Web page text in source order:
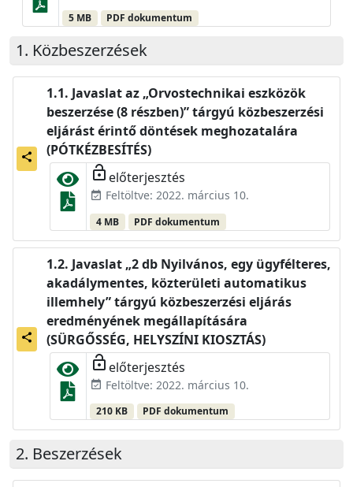
5 MB PDF dokumentum
Közbeszerzések
share
Javaslat az „Orvostechnikai eszközök
beszerzése (8 részben)” tárgyú közbeszerzési
eljárást érintő döntések meghozatalára
(PÓTKÉZBESÍTÉS)
lock_open előterjesztés
event_available Feltöltve: 2022. március 10.
4 MB PDF dokumentum
share
Javaslat „2 db Nyilvános, egy ügyfélteres,
akadálymentes, közterületi automatikus
illemhely” tárgyú közbeszerzési eljárás
eredményének megállapítására
(SÜRGŐSSÉG, HELYSZÍNI KIOSZTÁS)
lock_open előterjesztés
event_available Feltöltve: 2022. március 10.
210 KB PDF dokumentum
Beszerzések